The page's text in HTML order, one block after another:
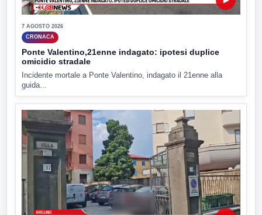
7 AGOSTO 2026
CRONACA
Ponte Valentino,21enne indagato: ipotesi duplice
omicidio stradale
Incidente mortale a Ponte Valentino, indagato il 21enne alla
guida...